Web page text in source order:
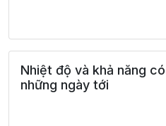
Nhiệt độ và khả năng
những ngày tới